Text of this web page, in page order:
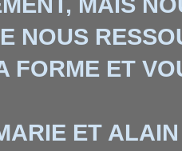
NOUS
FORME ET
ET